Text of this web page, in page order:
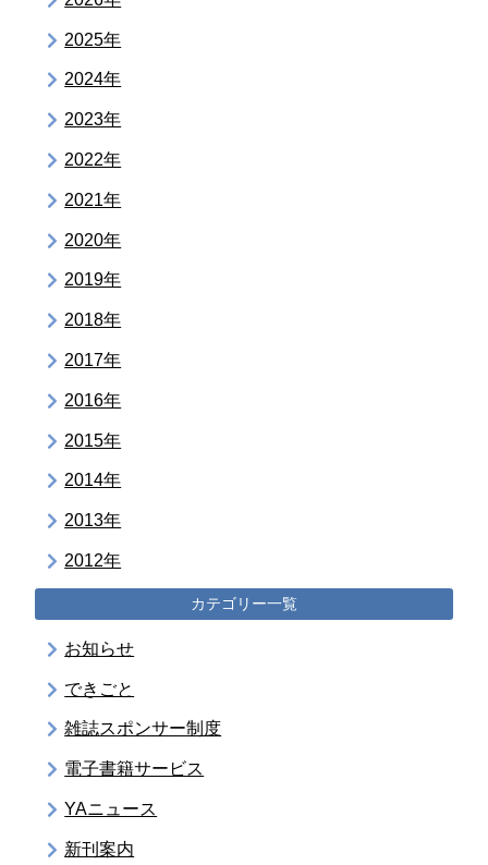
2025年
2024年
2023年
2022年
2021年
2020年
2019年
2018年
2017年
2016年
2015年
2014年
2013年
2012年
カテゴリー一覧
お知らせ
できごと
雑誌スポンサー制度
電子書籍サービス
YAニュース
新刊案内